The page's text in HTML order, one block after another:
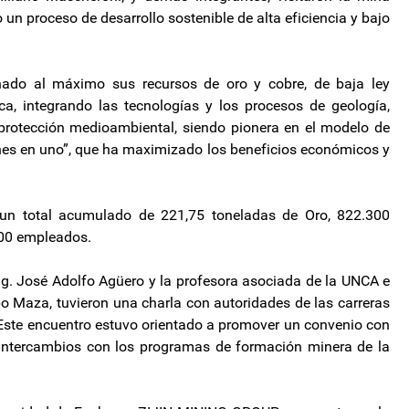
proceso de desarrollo sostenible de alta eficiencia y bajo
al máximo sus recursos de oro y cobre, de baja ley
integrando las tecnologías y los procesos de geología,
medioambiental, siendo pionera en el modelo de
en uno”, que ha maximizado los beneficios económicos y
total acumulado de 221,75 toneladas de Oro, 822.300
empleados.
José Adolfo Agüero y la profesora asociada de la UNCA e
Maza, tuvieron una charla con autoridades de las carreras
encuentro estuvo orientado a promover un convenio con
con los programas de formación minera de la